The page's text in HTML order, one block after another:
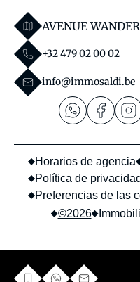
AVENUE
+32 479 02 00 02
info@immosaldi.be
©2026
Horarios de agencia
Política de privacidad
Preferencias de las
Este sitio está protegido por